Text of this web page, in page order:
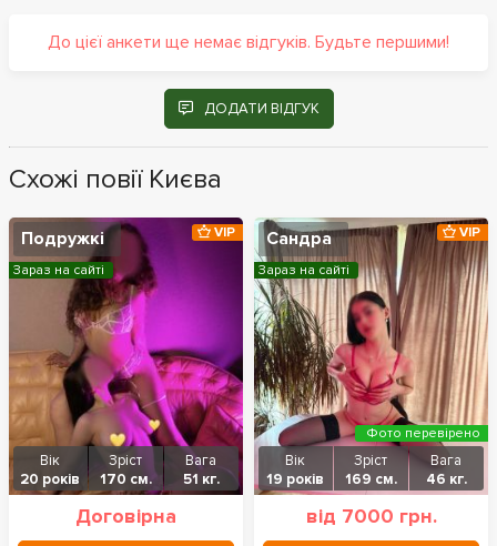
До цієї анкети ще немає відгуків. Будьте першими!
ДОДАТИ ВІДГУК
Схожі повії Києва
Подружкі
Вік
20 років
Зріст
170 см.
Вага
51 кг.
Договірна
VIP
Зараз на сайті
Сандра
Вік
19 років
Зріст
169 см.
Вага
46 кг.
від 7000 грн.
VIP
Зараз на сайті
Фото перевірено